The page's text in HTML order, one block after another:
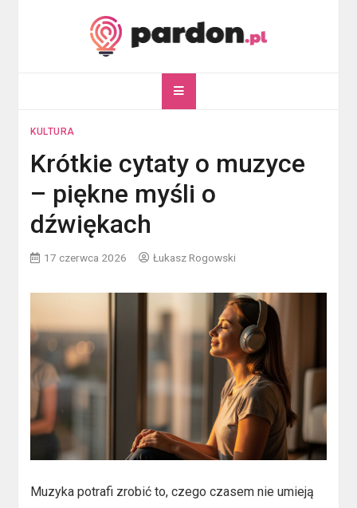
pardon.pl
KULTURA
Krótkie cytaty o muzyce
– piękne myśli o
dźwiękach
17 czerwca 2026 Łukasz Rogowski
Muzyka potrafi zrobić to, czego czasem nie umieją